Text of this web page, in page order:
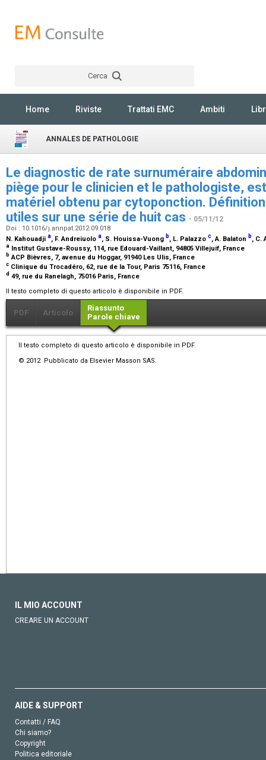
Cerca
Home Riviste Trattati EMC Ambiti
ANNALES DE PATHOLOGIE
Le diagnostic de rate surnuméraire
piège pour le clinicien et le pathologiste,
matériel obtenu par cytoponction. Définition
utiles sur une série de huit cas - 05/11/12
Doi : 10.1016/j.annpat.2012.09.018
N. Kahouadji a, F. Andreiuolo a, S. Houissa-Vuong b, L. Palazzo c, A. Balaton b, C.
a Institut Gustave-Roussy, 114, rue Edouard-Vaillant, 94805 Villejuif, France
b ACP Bièvres, 7, avenue du Hoggar, 91940 Les Ulis, France
c Clinique du Trocadéro, 62, rue de la Tour, Paris 75116, France
d 49, rue du Ranelagh, 75016 Paris, France
Il testo completo di questo articolo è disponibile in PDF.
PDF Articolo
Riassunto
Parole chiave
Il testo completo di questo articolo è disponibile in PDF.
© 2012 Pubblicato da Elsevier Masson SAS.
IL MIO ACCOUNT
CREARE UN ACCOUNT
AIDE & SUPPORT
Contatti / FAQ
Chi siamo?
Copyright
Politica editoriale